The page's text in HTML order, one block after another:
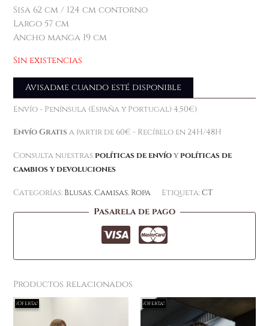
Sisa 62 cm / 124 cm contorno
Largo 57 cm
Ancho manga 19 cm
Sin existencias
Avisadme cuando esté disponible
Envío - Península (España y Portugal) 4,50€)
Envío Gratis a partir de 60€ - Recíbelo en 24H/48H
Consulta nuestras políticas de envíoy políticas de
cambios y devoluciones
Categorías: Blusas,Camisas, Ropa Etiqueta:CT
Pasarela de pago
Productos relacionados
¡Oferta!
¡Oferta!El
precio
originalactual
¡Oferta!
¡Oferta!
precio
original
precio
actual